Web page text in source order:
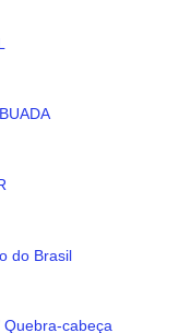
do Brasil
Quebra-cabeça